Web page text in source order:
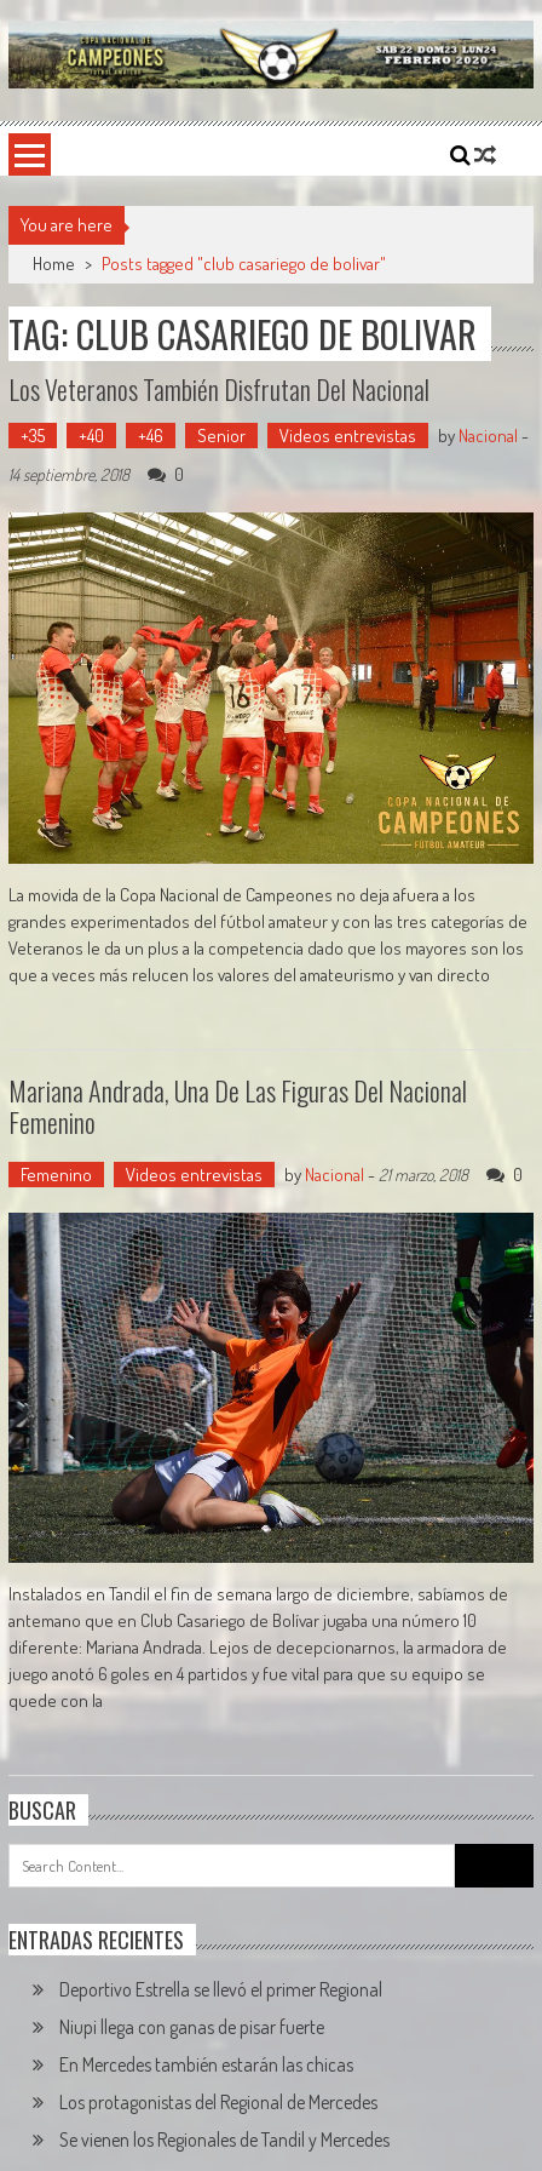
to
content
Copa Nacional de Campeones
El torneo semestral que reúne a los mejores equipos de fútbol sintético del país.
You are here
Home > Posts tagged "club casariego de bolivar"
TAG: CLUB CASARIEGO DE BOLIVAR
Los Veteranos También Disfrutan Del Nacional
+35 +40 +46 Senior Videos entrevistas by Nacional -
14 septiembre, 2018 0
La movida de la Copa Nacional de Campeones no deja afuera a los
grandes experimentados del fútbol amateur y con las tres categorías de
Veteranos le da un plus a la competencia dado que los mayores son los
que a veces más relucen los valores del amateurismo y van directo
Mariana Andrada, Una De Las Figuras Del Nacional
Femenino
Femenino Videos entrevistas by Nacional - 21 marzo, 2018 0
Instalados en Tandil el fin de semana largo de diciembre, sabíamos de
antemano que en Club Casariego de Bolívar jugaba una número 10
diferente: Mariana Andrada. Lejos de decepcionarnos, la armadora de
juego anotó 6 goles en 4 partidos y fue vital para que su equipo se
quede con la
BUSCAR
for:
ENTRADAS RECIENTES
Deportivo Estrella se llevó el primer Regional
Niupi llega con ganas de pisar fuerte
En Mercedes también estarán las chicas
Los protagonistas del Regional de Mercedes
Se vienen los Regionales de Tandil y Mercedes